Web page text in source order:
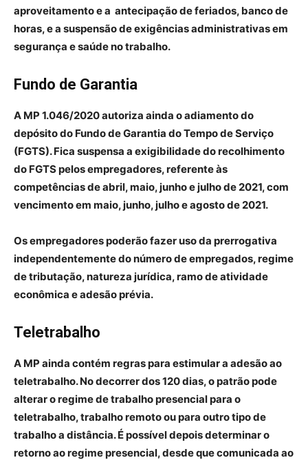
aproveitamento e a antecipação de feriados, banco de
horas, e a suspensão de exigências administrativas em
segurança e saúde no trabalho.
Fundo de Garantia
A MP 1.046/2020 autoriza ainda o adiamento do
depósito do Fundo de Garantia do Tempo de Serviço
(FGTS). Fica suspensa a exigibilidade do recolhimento
do FGTS pelos empregadores, referente às
competências de abril, maio, junho e julho de 2021, com
vencimento em maio, junho, julho e agosto de 2021.
Os empregadores poderão fazer uso da prerrogativa
independentemente do número de empregados, regime
de tributação, natureza jurídica, ramo de atividade
econômica e adesão prévia.
Teletrabalho
A MP ainda contém regras para estimular a adesão ao
teletrabalho. No decorrer dos 120 dias, o patrão pode
alterar o regime de trabalho presencial para o
teletrabalho, trabalho remoto ou para outro tipo de
trabalho a distância. É possível depois determinar o
retorno ao regime presencial, desde que comunicada ao